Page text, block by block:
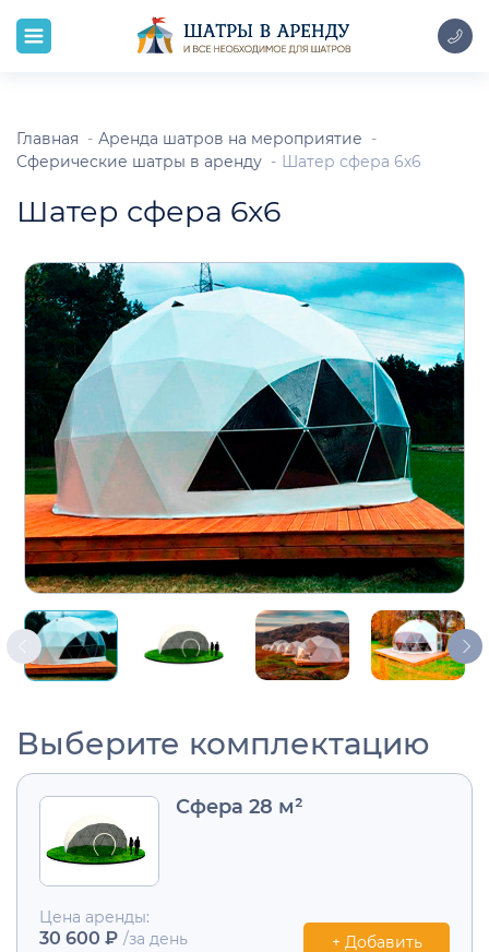
Главная
Аренда шатров на мероприятие
Сферические шатры в аренду
Шатер сфера 6x6
Шатер сфера 6x6
Выберите комплектацию
Сфера 28 м²
Цена аренды:
30 600 ₽ /за день + Добавить